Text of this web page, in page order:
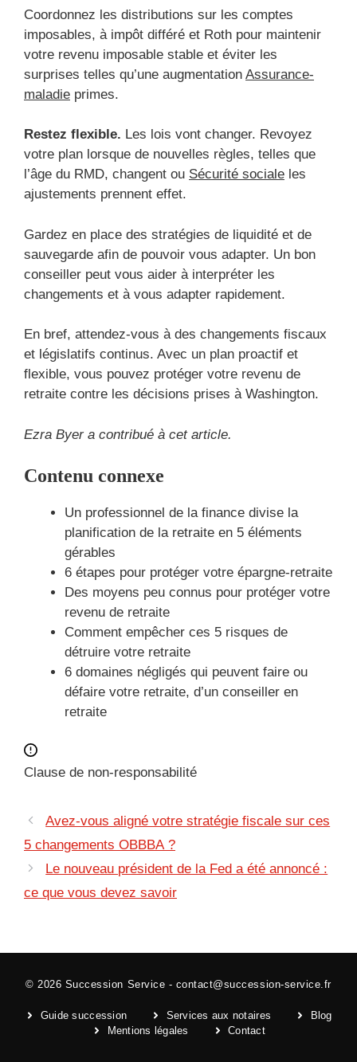
Coordonnez les distributions sur les comptes
imposables, à impôt différé et Roth pour maintenir
votre revenu imposable stable et éviter les
surprises telles qu’une augmentation Assurance-
maladie primes.
Restez flexible. Les lois vont changer. Revoyez
votre plan lorsque de nouvelles règles, telles que
l’âge du RMD, changent ou Sécurité sociale les
ajustements prennent effet.
Gardez en place des stratégies de liquidité et de
sauvegarde afin de pouvoir vous adapter. Un bon
conseiller peut vous aider à interpréter les
changements et à vous adapter rapidement.
En bref, attendez-vous à des changements fiscaux
et législatifs continus. Avec un plan proactif et
flexible, vous pouvez protéger votre revenu de
retraite contre les décisions prises à Washington.
Ezra Byer a contribué à cet article.
Contenu connexe
Un professionnel de la finance divise la
planification de la retraite en 5 éléments
gérables
6 étapes pour protéger votre épargne-retraite
Des moyens peu connus pour protéger votre
revenu de retraite
Comment empêcher ces 5 risques de
détruire votre retraite
6 domaines négligés qui peuvent faire ou
défaire votre retraite, d’un conseiller en
retraite
Clause de non-responsabilité
Avez-vous aligné votre stratégie fiscale sur ces
5 changements OBBBA ?
Le nouveau président de la Fed a été annoncé :
ce que vous devez savoir
© 2026 Succession Service - contact@succession-service.fr
Guide succession Services aux notaires
Blog
Mentions légales
Contact